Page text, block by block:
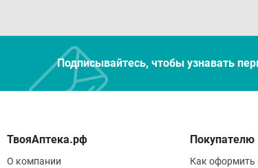
Подписывайтесь, чтобы узнавать
О компании
Покупателю
Как оформить